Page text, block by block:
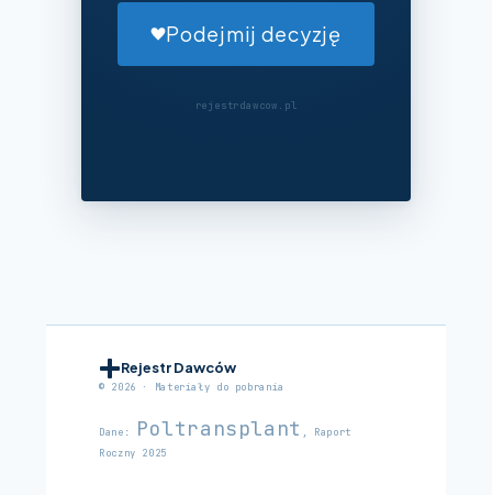
Podejmij decyzję
rejestrdawcow.pl
Rejestr Dawców
© 2026 · Materiały do pobrania
Dane: Poltransplant , Raport
Roczny 2025